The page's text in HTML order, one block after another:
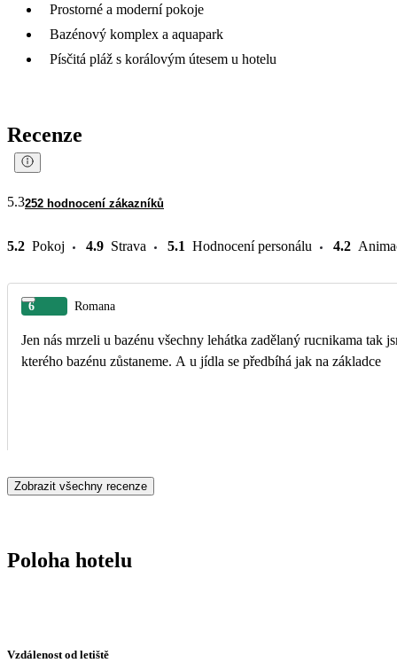
Prostorné a moderní pokoje
Bazénový komplex a aquapark
Písčitá pláž s korálovým útesem u hotelu
Recenze
5.3252 hodnocení zákazníků
5.2 Pokoj 4.9 Strava 5.1 Hodnocení personálu 4.2
6 Romana
Jen nás mrzeli u bazénu všechny lehátka zadělaný rucnikama tak
kterého bazénu zůstaneme. A u jídla se předbíhá jak na základce
Zobrazit všechny recenze
Poloha hotelu
Vzdálenost od letiště